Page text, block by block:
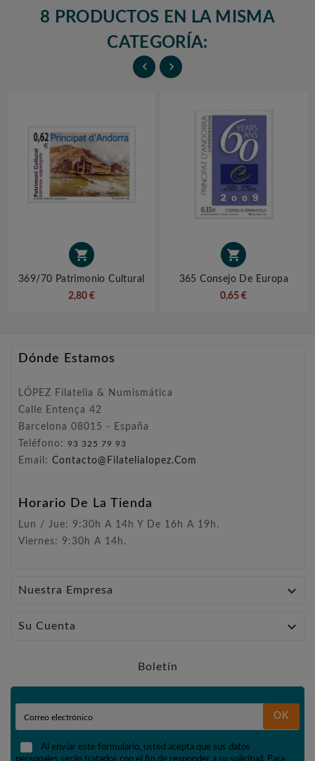
8 PRODUCTOS EN LA MISMA
CATEGORÍA:
 

369/70 Patrimonio Cultural
2,80 €

365 Consejo De Europa
0,65 €
Dónde Estamos
LÓPEZ Filatelia & Numismática
Calle Entença 42
Barcelona 08015 - España
Teléfono: 93 325 79 93
Email: Contacto@filatelialopez.com
Horario De La Tienda
Lun / Jue: 9:30h A 14h Y De 16h A 19h.
Viernes: 9:30h A 14h.
Nuestra Empresa 
Su Cuenta 
Boletín
OK
Al enviar este formulario, usted acepta que sus datos
personales serán tratados con el fin de responder a su solicitud. Para